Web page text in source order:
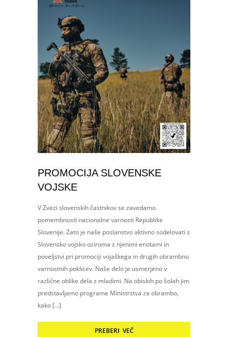
PROMOCIJA SLOVENSKE
VOJSKE
V Zvezi slovenskih častnikov se zavedamo
pomembnosti nacionalne varnosti Republike
Slovenije. Zato je naše poslanstvo aktivno sodelovati s
Slovensko vojsko oziroma z njenimi enotami in
poveljstvi pri promociji vojaškega in drugih obrambno
varnostnih poklicev. Naše delo je usmerjeno v
različne oblike dela z mladimi. Na obiskih po šolah jim
predstavljamo programe Ministrstva za obrambo,
kako […]
PREBERI VEČ